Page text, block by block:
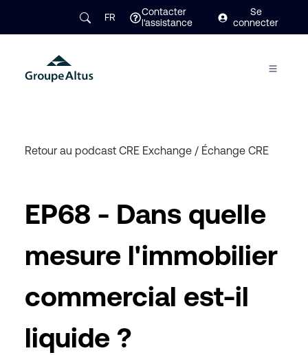
FR
Contacter
l'assistance
Se
connecter
Retour au podcast CRE Exchange / Échange CRE
EP68 - Dans quelle
mesure l'immobilier
commercial est-il
liquide ?